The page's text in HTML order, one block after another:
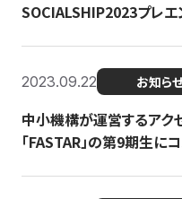
SOCIALSHIP2023プレエ
2023.09.22 お知ら
中小機構が運営するアク
「FASTAR」の第9期生に